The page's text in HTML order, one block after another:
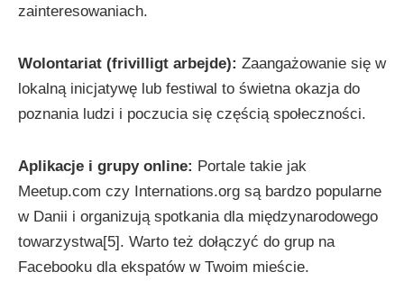
zainteresowaniach.
Wolontariat (frivilligt arbejde): Zaangażowanie się w
lokalną inicjatywę lub festiwal to świetna okazja do
poznania ludzi i poczucia się częścią społeczności.
Aplikacje i grupy online: Portale takie jak
Meetup.com czy Internations.org są bardzo popularne
w Danii i organizują spotkania dla międzynarodowego
towarzystwa[5]. Warto też dołączyć do grup na
Facebooku dla ekspatów w Twoim mieście.